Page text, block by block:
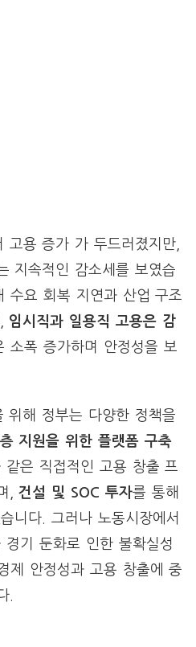
고용 증가 가 두드러졌지만,
지속적인 감소세를 보였습
수요 회복 지연과 산업 구조
임시직과 일용직 고용은 감
소폭 증가하며 안정성을 보
위해 정부는 다양한 정책을
지원을 위한 플랫폼 구축
같은 직접적인 고용 창출 프
,건설 및 SOC 투자를 통해
니다. 그러나 노동시장에서
기 둔화로 인한 불확실성
제 안정성과 고용 창출에 중
.